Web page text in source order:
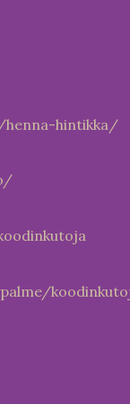
hintikka/